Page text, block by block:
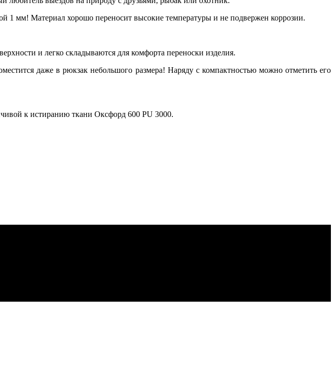
1 мм! Материал хорошо переносит высокие температуры и не подвержен коррозии.
и легко складываются для комфорта переноски изделия.
даже в рюкзак небольшого размера! Наряду с компактностью можно отметить его
к истиранию ткани Оксфорд 600 PU 3000.